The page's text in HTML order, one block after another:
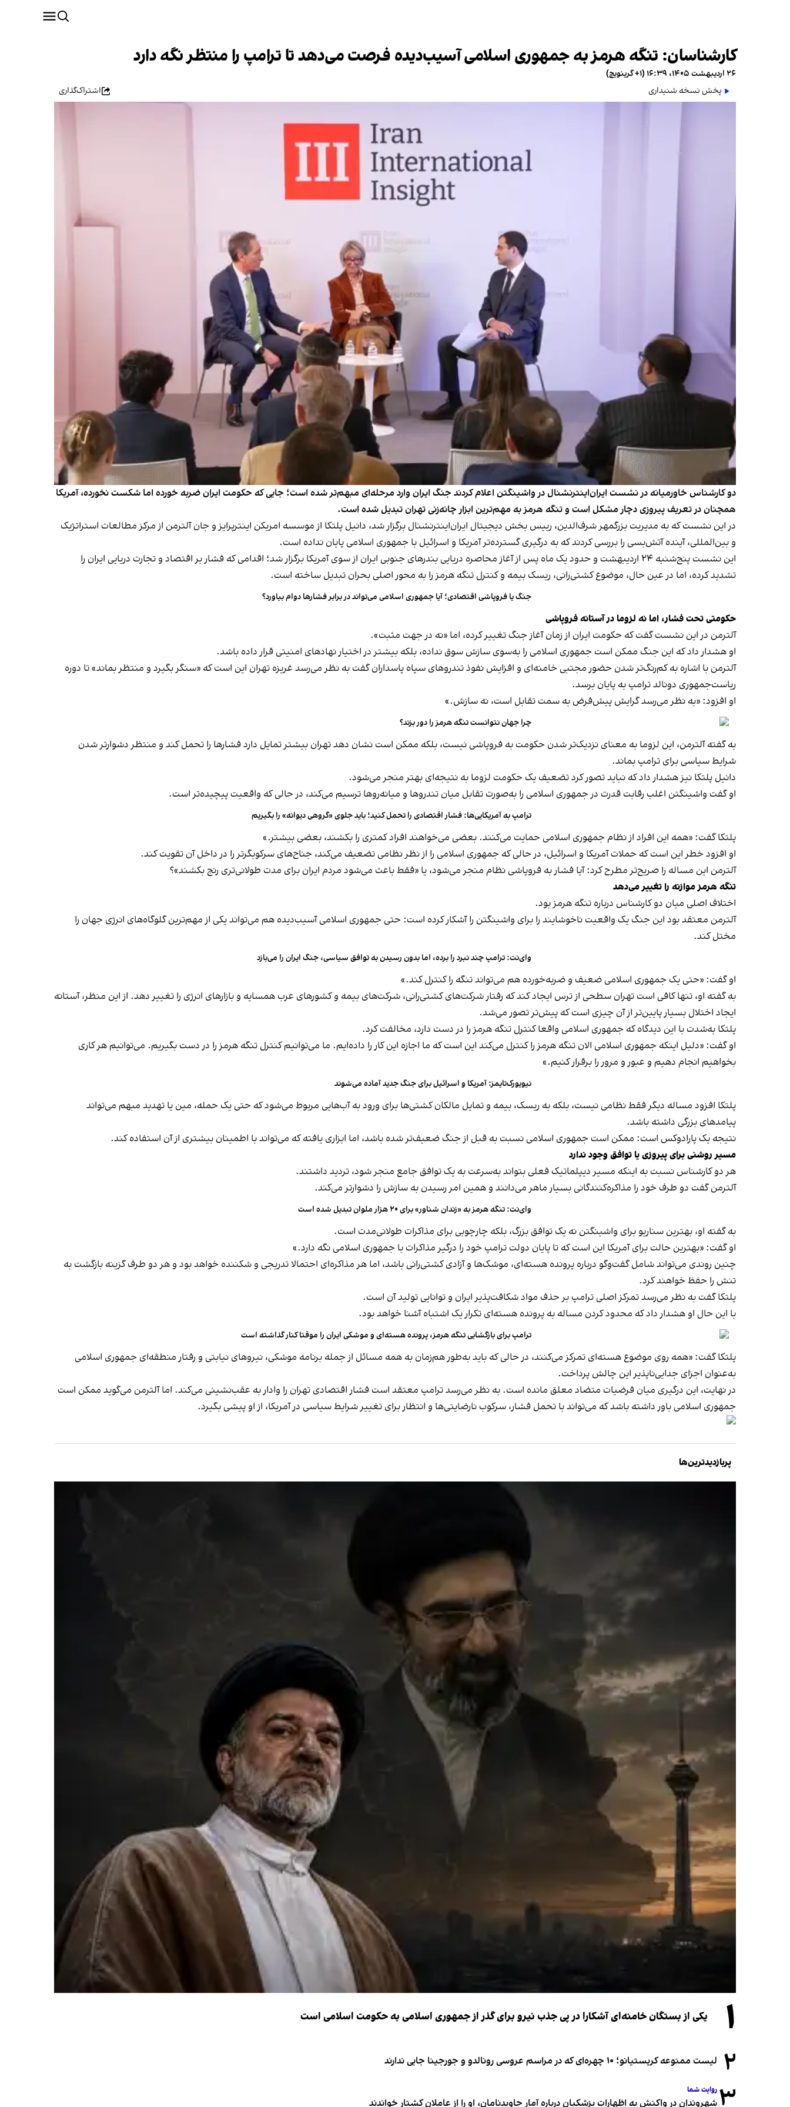
کارشناسان: تنگه هرمز به جمهوری اسلامی آسیب‌دیده فرصت می‌دهد تا ترامپ را منتظر نگه دارد
۲۶ اردیبهشت ۱۴۰۵، ۱۶:۳۹ (‎+۱ گرینویچ)
پخش نسخه شنیداری
اشتراک‌گذاری
دو کارشناس خاورمیانه در نشست ایران‌اینترنشنال در واشینگتن اعلام کردند جنگ ایران وارد مرحله‌ای مبهم‌تر شده است؛ جایی که حکومت ایران ضربه خورده اما شکست نخورده، آمریکا
همچنان در تعریف پیروزی دچار مشکل است و تنگه هرمز به مهم‌ترین ابزار چانه‌زنی تهران تبدیل شده است.
در این نشست که به مدیریت بزرگمهر شرف‌الدین، رییس بخش دیجیتال ایران‌اینترنشنال برگزار شد، دانیل پلتکا از موسسه امریکن اینترپرایز و جان آلترمن از مرکز مطالعات استراتژیک
و بین‌المللی، آینده آتش‌بسی را بررسی کردند که به درگیری گسترده‌تر آمریکا و اسرائیل با جمهوری اسلامی پایان نداده است.
این نشست پنج‌شنبه ۲۴ اردیبهشت و حدود یک ماه پس از آغاز محاصره دریایی بندرهای جنوبی ایران از سوی آمریکا برگزار شد؛ اقدامی که فشار بر اقتصاد و تجارت دریایی ایران را
تشدید کرده، اما در عین حال، موضوع کشتی‌رانی، ریسک بیمه و کنترل تنگه هرمز را به محور اصلی بحران تبدیل ساخته است.
جنگ یا فروپاشی اقتصادی؛ آیا جمهوری اسلامی می‌تواند در برابر فشارها دوام بیاورد؟
حکومتی تحت فشار، اما نه لزوما در آستانه فروپاشی
آلترمن در این نشست گفت که حکومت ایران از زمان آغاز جنگ تغییر کرده، اما «نه در جهت مثبت».
او هشدار داد که این جنگ ممکن است جمهوری اسلامی را به‌سوی سازش سوق نداده، بلکه بیشتر در اختیار نهادهای امنیتی قرار داده باشد.
آلترمن با اشاره به کم‌رنگ‌تر شدن حضور مجتبی خامنه‌ای و افزایش نفوذ تندروهای سپاه پاسداران گفت به نظر می‌رسد غریزه تهران این است که «سنگر بگیرد و منتظر بماند» تا دوره
ریاست‌جمهوری دونالد ترامپ به پایان برسد.
او افزود: «به نظر می‌رسد گرایش پیش‌فرض به سمت تقابل است، نه سازش.»
چرا جهان نتوانست تنگه هرمز را دور بزند؟
به گفته آلترمن، این لزوما به معنای نزدیک‌تر شدن حکومت به فروپاشی نیست، بلکه ممکن است نشان دهد تهران بیشتر تمایل دارد فشارها را تحمل کند و منتظر دشوارتر شدن
شرایط سیاسی برای ترامپ بماند.
دانیل پلتکا نیز هشدار داد که نباید تصور کرد تضعیف یک حکومت لزوما به نتیجه‌ای بهتر منجر می‌شود.
او گفت واشینگتن اغلب رقابت قدرت در جمهوری اسلامی را به‌صورت تقابل میان تندروها و میانه‌روها ترسیم می‌کند، در حالی که واقعیت پیچیده‌تر است.
ترامپ به آمریکایی‌ها: فشار اقتصادی را تحمل کنید؛ باید جلوی «گروهی دیوانه» را بگیریم
پلتکا گفت: «همه این افراد از نظام جمهوری اسلامی حمایت می‌کنند. بعضی می‌خواهند افراد کمتری را بکشند، بعضی بیشتر.»
او افزود خطر این است که حملات آمریکا و اسرائیل، در حالی که جمهوری اسلامی را از نظر نظامی تضعیف می‌کند، جناح‌های سرکوبگرتر را در داخل آن تقویت کند.
آلترمن این مساله را صریح‌تر مطرح کرد: آیا فشار به فروپاشی نظام منجر می‌شود، یا «فقط باعث می‌شود مردم ایران برای مدت طولانی‌تری رنج بکشند»؟
تنگه هرمز موازنه را تغییر می‌دهد
اختلاف اصلی میان دو کارشناس درباره تنگه هرمز بود.
آلترمن معتقد بود این جنگ یک واقعیت ناخوشایند را برای واشینگتن را آشکار کرده است: حتی جمهوری اسلامی آسیب‌دیده هم می‌تواند یکی از مهم‌ترین گلوگاه‌های انرژی جهان را
مختل کند.
وای‌نت: ترامپ چند نبرد را برده، اما بدون رسیدن به توافق سیاسی، جنگ ایران را می‌بازد
او گفت: «حتی یک جمهوری اسلامی ضعیف و ضربه‌خورده هم می‌تواند تنگه را کنترل کند.»
به گفته او، تنها کافی است تهران سطحی از ترس ایجاد کند که رفتار شرکت‌های کشتی‌رانی، شرکت‌های بیمه و کشورهای عرب همسایه و بازارهای انرژی را تغییر دهد. از این منظر، آستانه
ایجاد اختلال بسیار پایین‌تر از آن چیزی است که پیش‌تر تصور می‌شد.
پلتکا به‌شدت با این دیدگاه که جمهوری اسلامی واقعا کنترل تنگه هرمز را در دست دارد، مخالفت کرد.
او گفت: «دلیل اینکه جمهوری اسلامی الان تنگه هرمز را کنترل می‌کند این است که ما اجازه این کار را داده‌ایم. ما می‌توانیم کنترل تنگه هرمز را در دست بگیریم. می‌توانیم هر کاری
بخواهیم انجام دهیم و عبور و مرور را برقرار کنیم.»
نیویورک‌تایمز: آمریکا و اسرائیل برای جنگ جدید آماده می‌شوند
پلتکا افزود مساله دیگر فقط نظامی نیست، بلکه به ریسک، بیمه و تمایل مالکان کشتی‌ها برای ورود به آب‌هایی مربوط می‌شود که حتی یک حمله، مین یا تهدید مبهم می‌تواند
پیامدهای بزرگی داشته باشد.
نتیجه یک پارادوکس است: ممکن است جمهوری اسلامی نسبت به قبل از جنگ ضعیف‌تر شده باشد، اما ابزاری یافته که می‌تواند با اطمینان بیشتری از آن استفاده کند.
مسیر روشنی برای پیروزی یا توافق وجود ندارد
هر دو کارشناس نسبت به اینکه مسیر دیپلماتیک فعلی بتواند به‌سرعت به یک توافق جامع منجر شود، تردید داشتند.
آلترمن گفت دو طرف خود را مذاکره‌کنندگانی بسیار ماهر می‌دانند و همین امر رسیدن به سازش را دشوارتر می‌کند.
وای‌نت: تنگه هرمز به «زندان شناور» برای ۲۰ هزار ملوان تبدیل شده است
به گفته او، بهترین سناریو برای واشینگتن نه یک توافق بزرگ، بلکه چارچوبی برای مذاکرات طولانی‌مدت است.
او گفت: «بهترین حالت برای آمریکا این است که تا پایان دولت ترامپ خود را درگیر مذاکرات با جمهوری اسلامی نگه دارد.»
چنین روندی می‌تواند شامل گفت‌وگو درباره پرونده هسته‌ای، موشک‌ها و آزادی کشتی‌رانی باشد، اما هر مذاکره‌ای احتمالا تدریجی و شکننده خواهد بود و هر دو طرف گزینه بازگشت به
تنش را حفظ خواهند کرد.
پلتکا گفت به نظر می‌رسد تمرکز اصلی ترامپ بر حذف مواد شکافت‌پذیر ایران و توانایی تولید آن است.
با این حال او هشدار داد که محدود کردن مساله به پرونده هسته‌ای تکرار یک اشتباه آشنا خواهد بود.
ترامپ برای بازگشایی تنگه هرمز، پرونده هسته‌ای و موشکی ایران را موقتا کنار گذاشته است
پلتکا گفت: «همه روی موضوع هسته‌ای تمرکز می‌کنند، در حالی که باید به‌طور هم‌زمان به همه مسائل از جمله برنامه موشکی، نیروهای نیابتی و رفتار منطقه‌ای جمهوری اسلامی
به‌عنوان اجزای جدایی‌ناپذیر این چالش پرداخت.
در نهایت، این درگیری میان فرضیات متضاد معلق مانده است. به نظر می‌رسد ترامپ معتقد است فشار اقتصادی تهران را وادار به عقب‌نشینی می‌کند. اما آلترمن می‌گوید ممکن است
جمهوری اسلامی باور داشته باشد که می‌تواند با تحمل فشار، سرکوب نارضایتی‌ها و انتظار برای تغییر شرایط سیاسی در آمریکا، از او پیشی بگیرد.
پربازدیدترین‌ها
۱ یکی از بستگان خامنه‌ای آشکارا در پی جذب نیرو برای گذر از جمهوری اسلامی به حکومت اسلامی است
۲ لیست ممنوعه کریستیانو؛ ۱۰ چهره‌ای که در مراسم عروسی رونالدو و جورجینا جایی ندارند
۳ روایت شما
شهروندان در واکنش به اظهارات پزشکیان درباره آمار جاویدنامان، او را از عاملان کشتار خواندند